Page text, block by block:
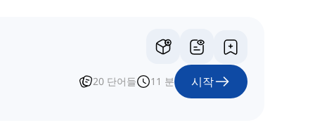
20 단어들 11 분 시작